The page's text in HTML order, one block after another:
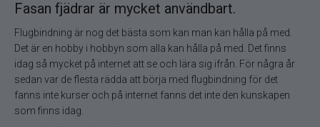
Fasan fjädrar är mycket användbart.
Flugbindning är nog det bästa som kan man kan hålla på med.
Det är en hobby i hobbyn som alla kan hålla på med. Det finns
idag så mycket på internet att se och lära sig ifrån. För några år
sedan var de flesta rädda att börja med flugbindning för det
fanns inte kurser och på internet fanns det inte den kunskapen
som finns idag.